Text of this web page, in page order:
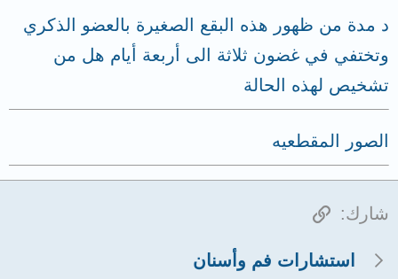
د مدة من ظهور هذه البقع الصغيرة بالعضو الذكري
وتختفي في غضون ثلاثة الى أربعة أيام هل من
تشخيص لهذه الحالة
الصور المقطعيه
شارك: الرابط
استشارات فم وأسنان